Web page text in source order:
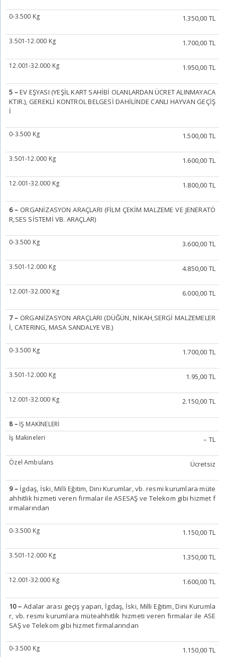
0-3.500 Kg 1.350,00 TL
3.501-12.000 Kg 1.700,00 TL
12.001-32.000 Kg 1.950,00 TL
5 –EV EŞYASI (YEŞİL KART SAHİBİ OLANLARDAN ÜCRET ALINMAYACA
KTIR.), GEREKLİ KONTROL BELGESİ DAHİLİNDE CANLI HAYVAN GEÇİŞ
İ
0-3.500 Kg 1.500,00 TL
3.501-12.000 Kg 1.600,00 TL
12.001-32.000 Kg 1.800,00 TL
6 – ORGANİZASYON ARAÇLARI (FİLM ÇEKİM MALZEME VE JENERATÖ
R,SES SİSTEMİ VB. ARAÇLAR)
0-3.500 Kg 3.600,00 TL
3.501-12.000 Kg 4.850,00 TL
12.001-32.000 Kg 6.000,00 TL
7 – ORGANİZASYON ARAÇLARI (DÜĞÜN, NİKAH,SERGİ MALZEMELER
İ, CATERING, MASA SANDALYE VB.)
0-3.500 Kg 1.700,00 TL
3.501-12.000 Kg 1.95,00 TL
12.001-32.000 Kg 2.150,00 TL
8 – İŞ MAKİNELERİ
İş Makineleri
– TL
Özel Ambulans Ücretsiz
9 –İgdaş, İski, Milli Eğitim, Dini Kurumlar, vb. resmi kurumlara müte
ahhitlik hizmeti veren firmalar ile ASESAŞ ve Telekom gibi hizmet f
irmalarından
0-3.500 Kg 1.150,00 TL
3.501-12.000 Kg 1.350,00 TL
12.001-32.000 Kg 1.600,00 TL
10 – Adalar arası geçiş yapan, İgdaş, İski, Milli Eğitim, Dini Kurumla
r, vb. resmi kurumlara müteahhitlik hizmeti veren firmalar ile ASE
SAŞ ve Telekom gibi hizmet firmalarından
0-3.500 Kg 1.150,00 TL